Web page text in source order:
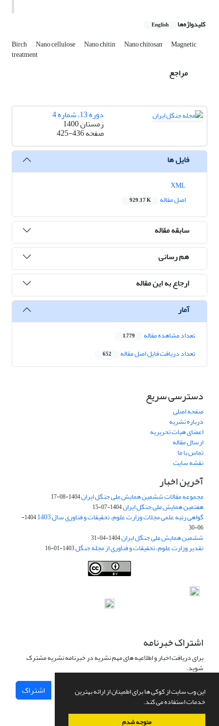
این وب سایت از کوکی ها برای اطمینان از ارائه بهترین
خدمات استفاده می کند.
متوجه شدم
کلیدواژه‌ها English
Birch Nano cellulose Nano chitin Nano chitosan Magnetic
treatment
مراجع
دوره 13، شماره 4
زمستان 1400
صفحه425-436
فایل ها
اصل مقاله
929.17 K
سابقه مقاله
هم رسانی
ارجاع به این مقاله
آمار
تعداد مشاهده مقاله 1,779
تعداد دریافت فایل اصل مقاله 652
دسترسی سریع
صفحه اصلی
درباره نشریه
اعضای هیات تحریریه
ارسال مقاله
تماس با ما
نقشه سایت
آخرین اخبار
مجموعه مقالات ششمین همایش ملی جنگل ایران1404-08-17
هفتمین همایش ملی جنگل ایران1404-07-15
گواهی رتبه علمی مجلات وزارت علوم، تحقیقات و فناوری سال 1403
1404-
06-30
ششمین همایش ملی جنگل ایران1404-04-31
تقدیر وزارت علوم، تحقیقات و فناوری از مجله جنگل1403-01-16
اشتراک خبرنامه
برای دریافت اخبار و اطلاعیه های مهم نشریه در خبرنامه نشریه مشترک
شوید.
اشتراک